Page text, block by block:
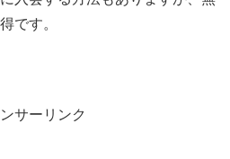
です。
サーリンク